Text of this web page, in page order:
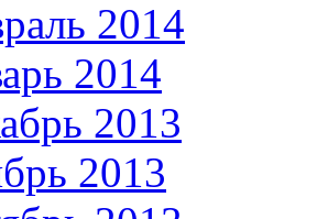
2014
2014
2013
2013